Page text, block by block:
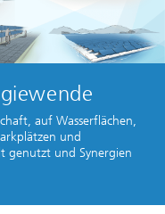
auf Wasserflächen,
und
genutzt und Synergien